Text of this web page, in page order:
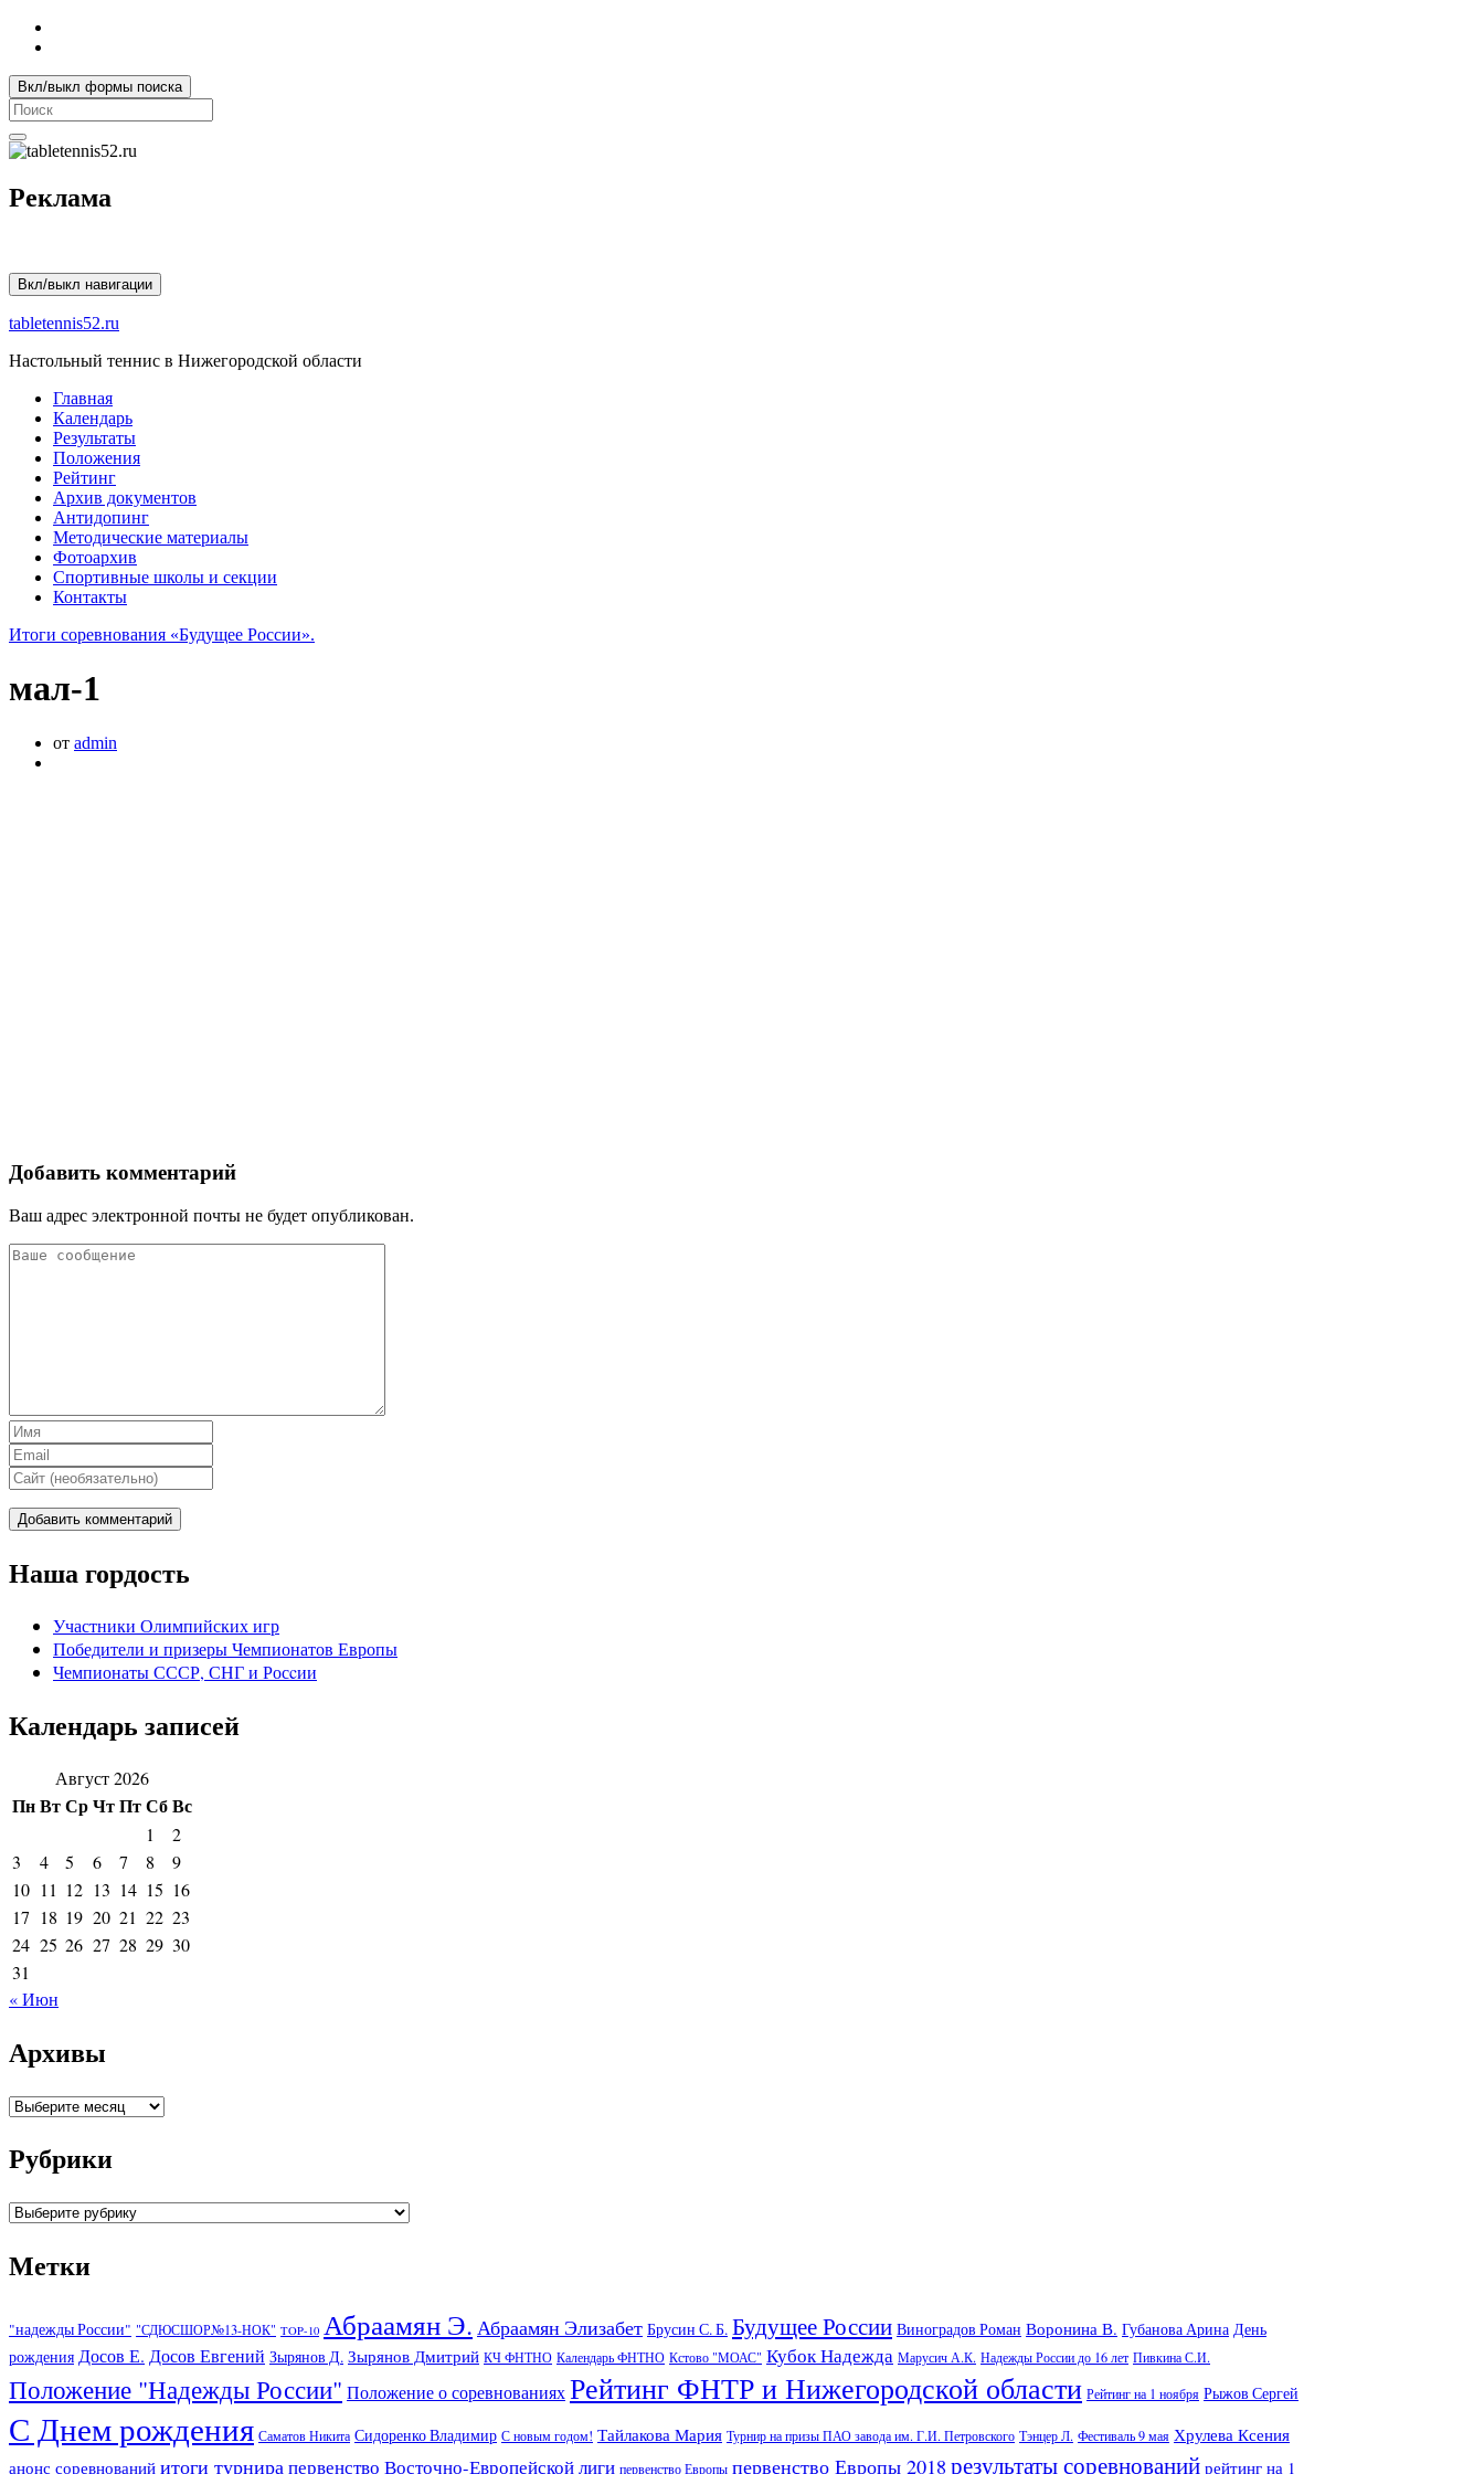
Вкл/выкл формы поиска
Search
for:
Реклама
Вкл/выкл навигации
tabletennis52.ru
Настольный теннис в Нижегородской области
Главная
Календарь
Результаты
Положения
Рейтинг
Архив документов
Антидопинг
Методические материалы
Фотоархив
Спортивные школы и секции
Контакты
Итоги соревнования «Будущее России».
мал-1
от admin
Добавить комментарий
Ваш адрес электронной почты не будет опубликован.
Наша гордость
Участники Олимпийских игр
Победители и призеры Чемпионатов Европы
Чемпионаты СССР, СНГ и Росcии
Календарь записей
Август 2026
ПнВтСрЧтПтСбВс
1
2
3
4 5 6 7 8
9
10 11 12 13 14 15 16
17 18 19 20 21 22 23
24 25 26 27 28 29 30
31
« Июн
Архивы
Архивы
Рубрики
Рубрики
Метки
"надежды России" "СДЮСШОР№13-НОК" TOP-10 Абраамян Э. Абраамян Элизабет Брусин С. Б. Будущее России Виноградов Роман Воронина В. Губанова Арина День
рождения Досов Е. Досов Евгений Зырянов Д. Зырянов Дмитрий КЧ ФНТНО Календарь ФНТНО Кстово "МОАС" Кубок Надежда Марусич А.К. Надежды России до 16 лет Пивкина С.И.
Положение "Надежды России" Положение о соревнованияхРейтинг ФНТР и Нижегородской области Рейтинг на 1 ноября Рыжов Сергей
С Днем рождения Саматов Никита Сидоренко Владимир С новым годом! Тайлакова Мария Турнир на призы ПАО завода им. Г.И. Петровского Тэнцер Л. Фестиваль 9 мая Хрулева Ксения
анонс соревнований итоги турнирапервенство Восточно-Европейской лиги первенство Европы первенство Европы 2018 результаты соревнований рейтинг на 1